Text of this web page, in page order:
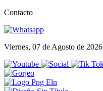
Contacto
Viernes, 07 de Agosto de 2026